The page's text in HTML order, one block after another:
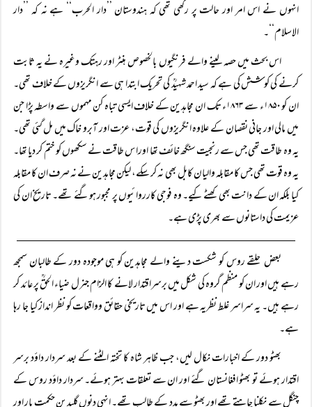
انہوں نے اس امر اور حالت پر رکھی تھی کہ ہندوستان ’’دار الحرب‘‘ ہے نہ کہ ’’دار
الاسلام‘‘۔
اس بحث میں حصہ لینے والے فرنگیوں بالخصوص ہنٹر اور رہتک وغیرہ نے یہ ثابت
کرنے کی کوشش کی ہے کہ سید احمد شہیدؒ کی تحریک ابتدا ہی سے انگریزوں کے خلاف تھی۔
ان کو ۱۸۵۰ء سے ۱۸۶۳ء تک ان مجاہدین کے خلاف ایسی تباہ کن مہموں سے واسطہ پڑا جن
میں مالی اور جانی نقصان کے علاوہ انگریزوں کی قوت، عزت اور آبرو خاک میں مل گئی تھی۔
یہ وہ طاقت تھی جس سے رنجیت سنگھ خائف تھا اورا س طاقت نے سکھوں کو ختم کر دیا تھا۔
یہ وہ قوت تھی جس کا مقابلہ والیان کابل بھی نہ کر سکے، لیکن مجاہدین نے نہ صرف ان کا مقابلہ
کیا بلکہ ان کے دانت بھی کھٹے کیے۔ وہ فوجی کارروائیوں پر مجبور ہوگئے تھے۔ تاریخ ان کی
عزیمت کی داستانوں سے بھری پڑی ہے۔
بعض حلقے روس کو شکست دینے والے مجاہدین کو ہی موجودہ دور کے طالبان سمجھ
رہے ہیں اور ان کو منظم گروہ کی شکل میں برسراقتدار لانے کا الزام جنرل ضیاء الحقؒ پر عائد کر
رہے ہیں۔ یہ سراسر غلط نظریہ ہے اور اس میں تاریخی حقائق وواقعات کو نظر انداز کیا جا رہا
ہے۔
بھٹو دور کے اخبارات نکال لیں، جب ظاہر شاہ کا تختہ الٹنے کے بعد سردار داؤد برسر
اقتدار ہوئے تو بھٹو افغانستان گئے اور ان سے تعلقات بہتر ہوئے۔ سردار داؤد روس کے